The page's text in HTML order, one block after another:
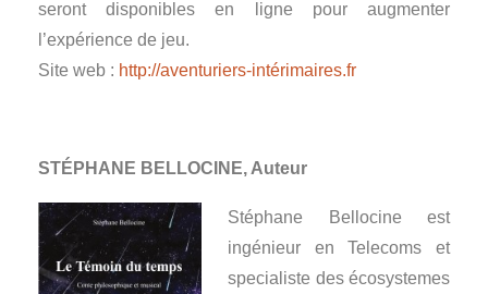
seront disponibles en ligne pour augmenter
l’expérience de jeu.
Site web : http://aventuriers-intérimaires.fr
STÉPHANE BELLOCINE, Auteur
Stéphane Bellocine est
ingénieur en Telecoms et
specialiste des écosystemes